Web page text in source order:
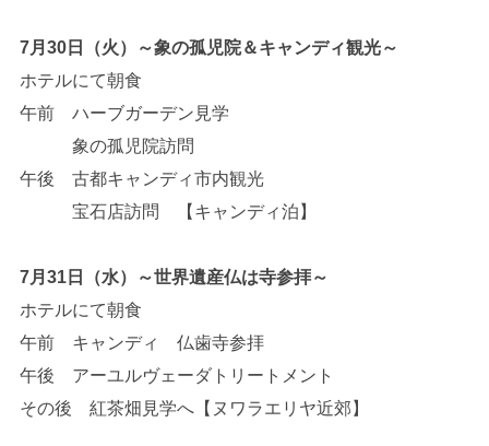
7月30日（火）～象の孤児院＆キャンディ観光～
ホテルにて朝食
午前 ハーブガーデン見学
象の孤児院訪問
午後 古都キャンディ市内観光
宝石店訪問 【キャンディ泊】
7月31日（水）～世界遺産仏は寺参拝～
ホテルにて朝食
午前 キャンディ 仏歯寺参拝
午後 アーユルヴェーダトリートメント
その後 紅茶畑見学へ【ヌワラエリヤ近郊】